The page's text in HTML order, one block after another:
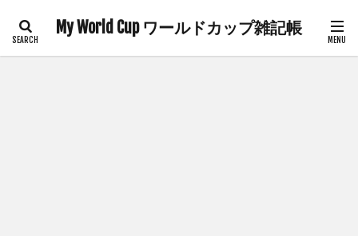
My World Cup ワールドカップ雑記帳